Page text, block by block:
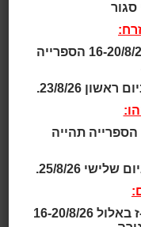
״לילה בכיף״)
המשפחה, שואל את
לכאן? איך
למה יתוש הוא קטן?
לזברה יש פסים?
שפירא, שיצר שלל
המשפחה
בריבוע״) ותוכניות
סגור
בימים ראשון עד חמישי (כולל) 16-20/8/26 הספרייה
23/8/26.
בימים ראשון ושני 23-24/8/26 הספרייה תהייה
25/8/26.
בימים ראשון עד חמישי (כולל) ג’-ז באלול 16-20/8/26